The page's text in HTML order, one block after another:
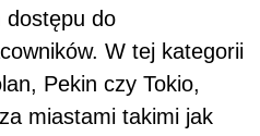
dostępu do
W tej kategorii
Pekin czy Tokio,
miastami takimi jak